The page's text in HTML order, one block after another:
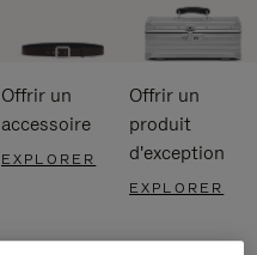
Offrir un
accessoire
EXPLORER
Offrir un
produit
d'exception
EXPLORER